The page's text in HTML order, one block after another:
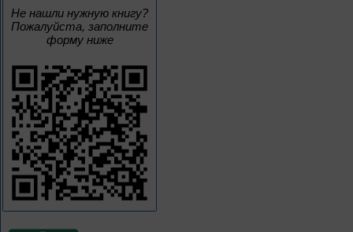
Не нашли нужную книгу?
Пожалуйста, заполните
форму ниже